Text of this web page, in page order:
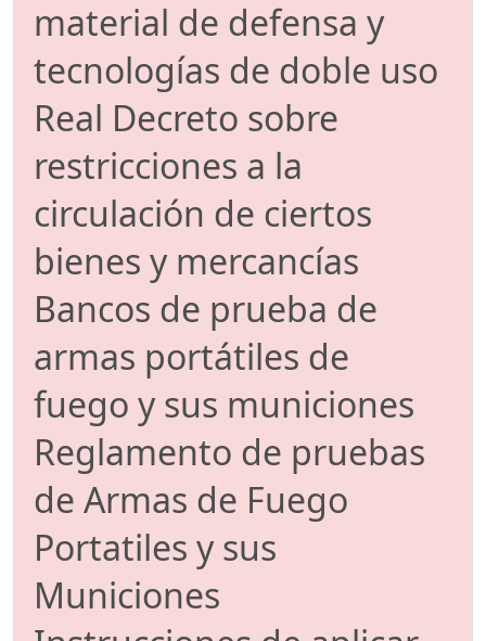
material de defensa y
tecnologías de doble uso
Real Decreto sobre
restricciones a la
circulación de ciertos
bienes y mercancías
Bancos de prueba de
armas portátiles de
fuego y sus municiones
Reglamento de pruebas
de Armas de Fuego
Portatiles y sus
Municiones